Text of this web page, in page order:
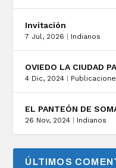
Invitación
7 Jul, 2026 Indianos
OVIEDO LA CIUDAD
4 Dic, 2024
EL PANTEÓN DE
26 Nov, 2024 Indianos
ÚLTIMOS